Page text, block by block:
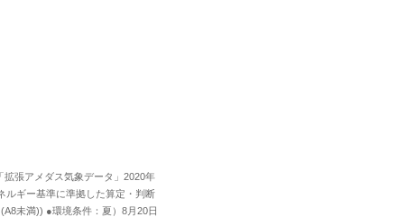
張アメダス気象データ」2020年
ルギー基準に準拠した算定・判断
未満)) ●環境条件：夏）8月20日